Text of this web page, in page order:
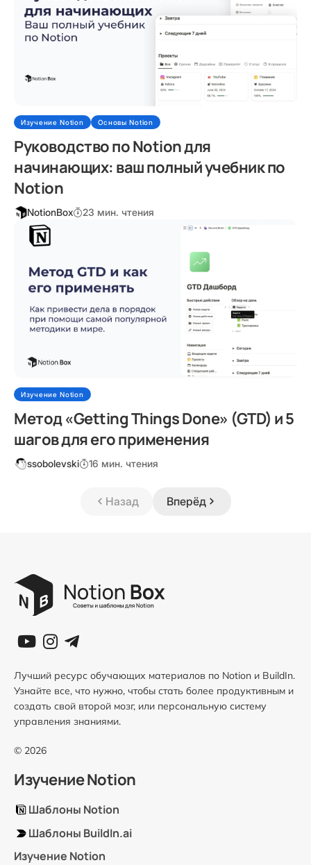
Изучение Notion Основы Notion
Руководство по Notion для
начинающих: ваш полный учебник по
Notion
NotionBox 23 мин. чтения
Изучение Notion
Метод «Getting Things Done» (GTD) и 5
шагов для его применения
ssobolevski 16 мин. чтения
Назад Вперёд
Лучший ресурс обучающих материалов по Notion и BuildIn.
Узнайте все, что нужно, чтобы стать более продуктивным и
создать свой второй мозг, или персональную систему
управления знаниями.
© 2026
Изучение Notion
Шаблоны Notion
Шаблоны BuildIn.ai
Изучение Notion